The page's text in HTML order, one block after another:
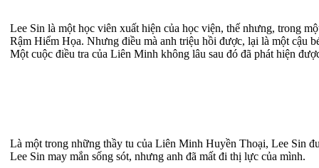
Lee Sin là một học viên xuất hiện của học viện, thế nhưng, trong
Rậm Hiểm Họa. Nhưng điều mà anh triệu hồi được, lại là một cậu
Một cuộc điều tra của Liên Minh không lâu sau đó đã phát hiện
Là một trong những thầy tu của Liên Minh Huyền Thoại, Lee Sin
Lee Sin may mắn sống sót, nhưng anh đã mất đi thị lực của mình.